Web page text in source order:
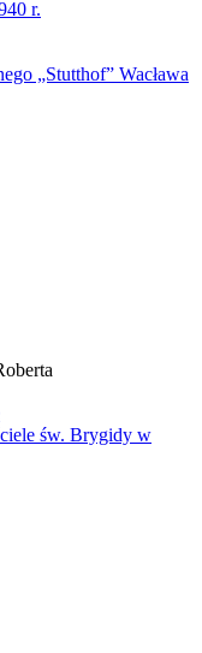
r.
„Stutthof” Wacława
św. Brygidy w